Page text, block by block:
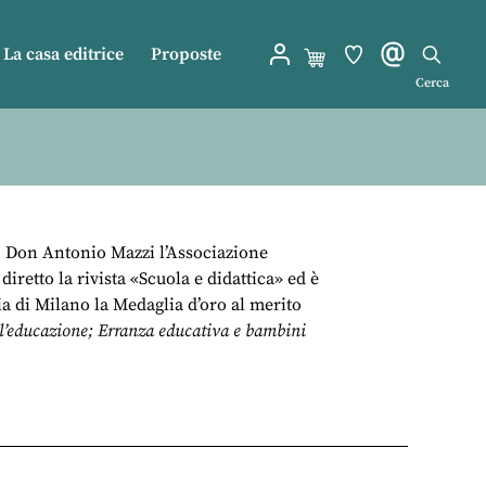
La casa editrice Proposte
Cerca
Antonio Mazzi l’Associazione
la rivista «Scuola e didattica» ed è
Milano la Medaglia d’oro al merito
Erranza educativa e bambini